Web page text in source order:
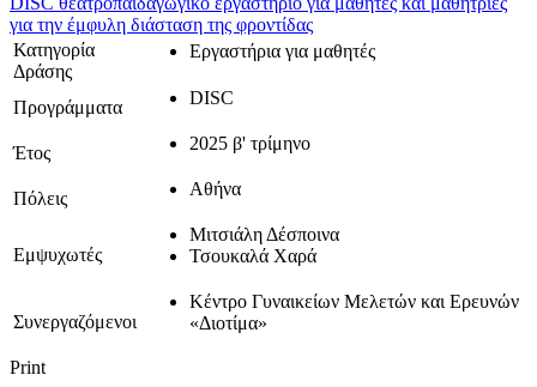
για την έμφυλη διάσταση της φροντίδας
Κατηγορία
Δράσης
Εργαστήρια για μαθητές
Προγράμματα DISC
Έτος 2025 β' τρίμηνο
Πόλεις Αθήνα
Εμψυχωτές
Μιτσιάλη Δέσποινα
Τσουκαλά Χαρά
Συνεργαζόμενοι
Κέντρο Γυναικείων Μελετών και Ερευνών
«Διοτίμα»
Print